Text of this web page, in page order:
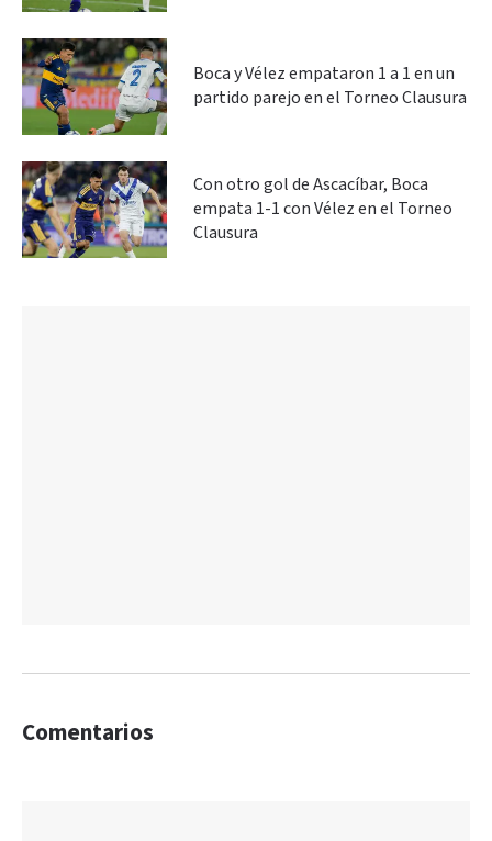
Boca y Vélez empataron 1 a 1 en un
partido parejo en el Torneo Clausura
Con otro gol de Ascacíbar, Boca
empata 1-1 con Vélez en el Torneo
Clausura
Comentarios